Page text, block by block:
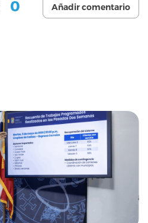
0 Añadir comentario